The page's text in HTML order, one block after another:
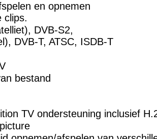
en opnemen
clips.
DVB-S2,
DVB-T, ATSC, ISDB-T
bestand
TV ondersteuning inclusief